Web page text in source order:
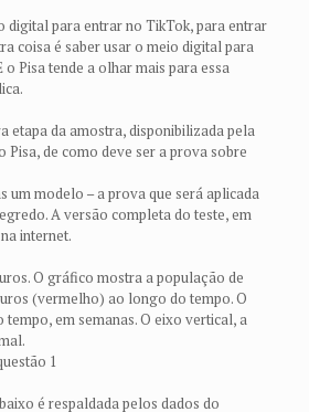
digital para entrar no TikTok, para entrar
coisa é saber usar o meio digital para
o Pisa tende a olhar mais para essa
etapa da amostra, disponibilizada pela
de como deve ser a prova sobre
um modelo – a prova que será aplicada
A versão completa do teste, em
internet.
O gráfico mostra a população de
(vermelho) ao longo do tempo. O
em semanas. O eixo vertical, a
1
é respaldada pelos dados do